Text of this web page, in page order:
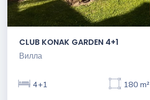
CLUB KONAK GARDEN 4+1
Вилла
4+1 180 m²